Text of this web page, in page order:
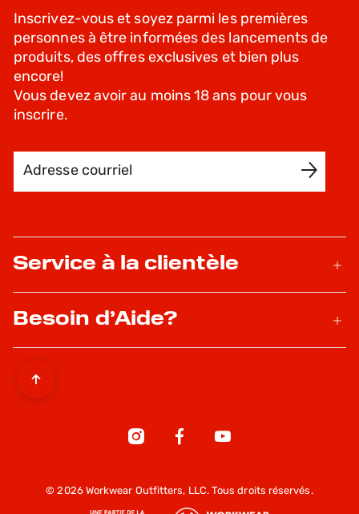
Inscrivez-vous et soyez parmi les premières
personnes à être informées des lancements de
produits, des offres exclusives et bien plus
encore!
Vous devez avoir au moins 18 ans pour vous
inscrire.
Service à la clientèle
Besoin d’Aide?
© 2026 Workwear Outfitters, LLC. Tous droits réservés.